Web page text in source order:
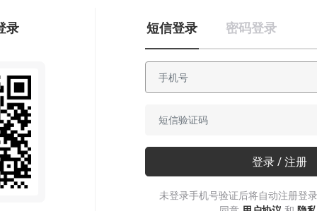
安利大帝
那一段绣在旗帜上的英雄传说
英雄们用自己的鲜血谱写出传奇的故事，人们再把故事纹在传
录 短信登录 密码登录
登录 / 注册
未登录手机号验证后将自动注册登